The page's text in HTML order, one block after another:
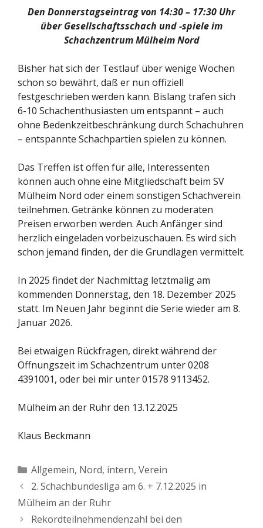
Den Donnerstagseintrag von 14:30 – 17:30 Uhr
über Gesellschaftsschach und -spiele im
Schachzentrum Mülheim Nord
Bisher hat sich der Testlauf über wenige Wochen
schon so bewährt, daß er nun offiziell
festgeschrieben werden kann. Bislang trafen sich
6-10 Schachenthusiasten um entspannt – auch
ohne Bedenkzeitbeschränkung durch Schachuhren
– entspannte Schachpartien spielen zu können.
Das Treffen ist offen für alle, Interessenten
können auch ohne eine Mitgliedschaft beim SV
Mülheim Nord oder einem sonstigen Schachverein
teilnehmen. Getränke können zu moderaten
Preisen erworben werden. Auch Anfänger sind
herzlich eingeladen vorbeizuschauen. Es wird sich
schon jemand finden, der die Grundlagen vermittelt.
In 2025 findet der Nachmittag letztmalig am
kommenden Donnerstag, den 18. Dezember 2025
statt. Im Neuen Jahr beginnt die Serie wieder am 8.
Januar 2026.
Bei etwaigen Rückfragen, direkt während der
Öffnungszeit im Schachzentrum unter 0208
4391001, oder bei mir unter 01578 9113452.
Mülheim an der Ruhr den 13.12.2025
Klaus Beckmann
Kategorien
Allgemein, Nord, intern, Verein
2. Schachbundesliga am 6. + 7.12.2025 in
Mülheim an der Ruhr
Rekordteilnehmendenzahl bei den